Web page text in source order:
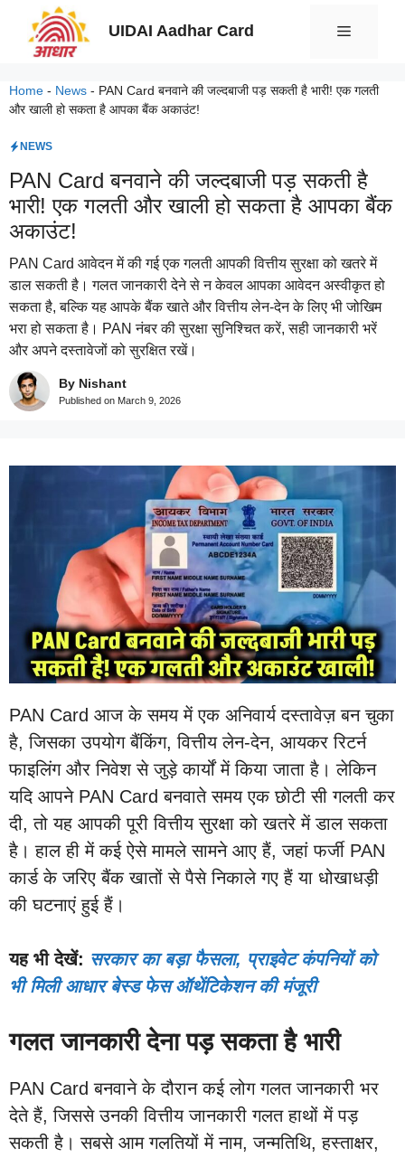
UIDAI Aadhar Card Menu
Home - News - PAN Card बनवाने की जल्दबाजी पड़ सकती है भारी! एक गलती
और खाली हो सकता है आपका बैंक अकाउंट!
NEWS
PAN Card बनवाने की जल्दबाजी पड़ सकती है
भारी! एक गलती और खाली हो सकता है आपका बैंक
अकाउंट!
PAN Card आवेदन में की गई एक गलती आपकी वित्तीय सुरक्षा को खतरे में
डाल सकती है। गलत जानकारी देने से न केवल आपका आवेदन अस्वीकृत हो
सकता है, बल्कि यह आपके बैंक खाते और वित्तीय लेन-देन के लिए भी जोखिम
भरा हो सकता है। PAN नंबर की सुरक्षा सुनिश्चित करें, सही जानकारी भरें
और अपने दस्तावेजों को सुरक्षित रखें।
By Nishant
Published on March 9, 2026
PAN Card आज के समय में एक अनिवार्य दस्तावेज़ बन चुका
है, जिसका उपयोग बैंकिंग, वित्तीय लेन-देन, आयकर रिटर्न
फाइलिंग और निवेश से जुड़े कार्यों में किया जाता है। लेकिन
यदि आपने PAN Card बनवाते समय एक छोटी सी गलती कर
दी, तो यह आपकी पूरी वित्तीय सुरक्षा को खतरे में डाल सकता
है। हाल ही में कई ऐसे मामले सामने आए हैं, जहां फर्जी PAN
कार्ड के जरिए बैंक खातों से पैसे निकाले गए हैं या धोखाधड़ी
की घटनाएं हुई हैं।
यह भी देखें: सरकार का बड़ा फैसला, प्राइवेट कंपनियों को
भी मिली आधार बेस्ड फेस ऑथेंटिकेशन की मंजूरी
गलत जानकारी देना पड़ सकता है भारी
PAN Card बनवाने के दौरान कई लोग गलत जानकारी भर
देते हैं, जिससे उनकी वित्तीय जानकारी गलत हाथों में पड़
सकती है। सबसे आम गलतियों में नाम, जन्मतिथि, हस्ताक्षर,